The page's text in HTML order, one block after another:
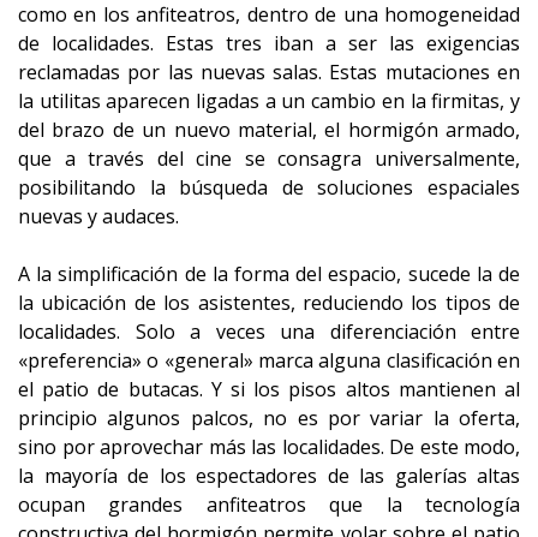
como en los anfiteatros, dentro de una homogeneidad
de localidades. Estas tres iban a ser las exigencias
reclamadas por las nuevas salas. Estas mutaciones en
la utilitas aparecen ligadas a un cambio en la firmitas, y
del brazo de un nuevo material, el hormigón armado,
que a través del cine se consagra universalmente,
posibilitando la búsqueda de soluciones espaciales
nuevas y audaces.
A la simplificación de la forma del espacio, sucede la de
la ubicación de los asistentes, reduciendo los tipos de
localidades. Solo a veces una diferenciación entre
«preferencia» o «general» marca alguna clasificación en
el patio de butacas. Y si los pisos altos mantienen al
principio algunos palcos, no es por variar la oferta,
sino por aprovechar más las localidades. De este modo,
la mayoría de los espectadores de las galerías altas
ocupan grandes anfiteatros que la tecnología